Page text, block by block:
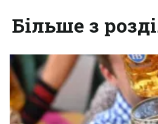
Більше з